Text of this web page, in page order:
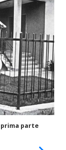
prima parte